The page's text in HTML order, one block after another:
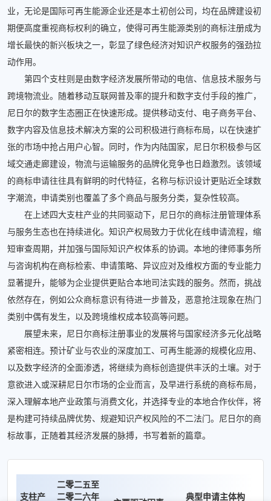
业，无论是国际可再生能源企业还是本土初创公司，均在品牌建设初
期便高度重视商标权利的确立，使得可再生能源类别的商标注册成为
增长最快的新兴板块之一，彰显了绿色经济对知识产权服务的强劲拉
动作用。
第四个支柱则是由数字经济发展所带动的电信、信息技术服务与
跨境物流业。随着移动互联网普及率的提升和数字支付手段的推广，
尼日尔的数字生态圈正在快速形成。提供移动支付、电子商务平台、
数字内容及信息技术解决方案的公司积极进行商标布局，以在快速扩
张的市场中抢占用户心智。同时，作为内陆国家，尼日尔积极参与区
域交通走廊建设，物流与运输服务的品牌化竞争也日趋激烈。该领域
的商标申请往往具有鲜明的时代特征，名称与标识设计更贴近全球数
字潮流，申请类别也覆盖了多个商品与服务分类，复杂性较高。
在上述四大支柱产业的共同驱动下，尼日尔的商标注册管理体系
与服务生态也在持续进化。知识产权局致力于优化在线申请流程，缩
短审查周期，并加强与国际知识产权体系的协调。本地的律师事务所
与咨询机构在商标检索、申请策略、异议应对及维权方面的专业能力
显著提升，能够为企业提供更贴合本地司法实践的服务。然而，挑战
依然存在，例如公众商标意识有待进一步普及，恶意抢注现象在热门
类别中偶有发生，以及跨境维权成本较高等问题。
展望未来，尼日尔商标注册事业的发展将与国家经济多元化战略
紧密相连。预计矿业与农业的深度加工、可再生能源的规模化应用、
以及数字经济的全面渗透，将继续为商标创造提供丰沃的土壤。对于
意欲进入或深耕尼日尔市场的企业而言，及早进行系统的商标布局，
深入理解本地产业政策与消费文化，并选择专业的本地合作伙伴，将
是构建可持续品牌优势、规避知识产权风险的不二法门。尼日尔的商
标故事，正随着其经济发展的脉搏，书写着新的篇章。
支柱产
二零二五至
二零二六年
典型申请主体构